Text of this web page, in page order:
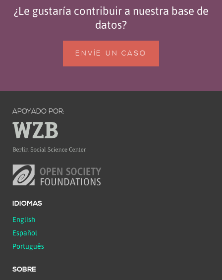
¿Le gustaría contribuir a nuestra base de
datos?
ENVÍE UN CASO
APOYADO POR:
IDIOMAS
English
Español
Português
SOBRE